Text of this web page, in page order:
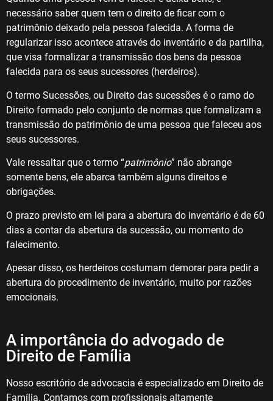
necessário saber quem tem o direito de ficar com o
patrimônio deixado pela pessoa falecida. A forma de
regularizar isso acontece através do inventário e da partilha,
que visa formalizar a transmissão dos bens da pessoa
falecida para os seus sucessores (herdeiros).
O termo Sucessões, ou Direito das sucessões é o ramo do
Direito formado pelo conjunto de normas que formalizam a
transmissão do patrimônio de uma pessoa que faleceu aos
seus sucessores.
Vale ressaltar que o termo “patrimônio” não abrange
somente bens, ele abarca também alguns direitos e
obrigações.
O prazo previsto em lei para a abertura do inventário é de 60
dias a contar da abertura da sucessão, ou momento do
falecimento.
Apesar disso, os herdeiros costumam demorar para pedir a
abertura do procedimento de inventário, muito por razões
emocionais.
A importância do advogado de
Direito de Família
Nosso escritório de advocacia é especializado em Direito de
Família. Contamos com profissionais altamente